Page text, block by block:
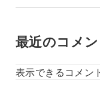
最近のコメン
表示できるコメン